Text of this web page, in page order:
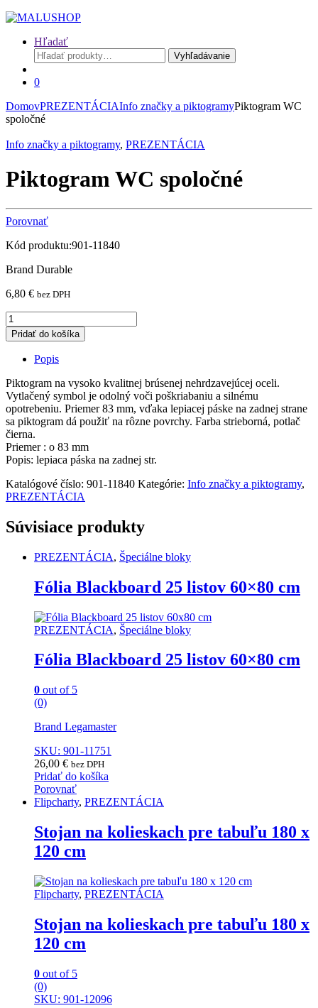
Hľadať
Hľadať:
Vyhľadávanie
0
DomovPREZENTÁCIAInfo značky a piktogramyPiktogram WC
spoločné
Info značky a piktogramy, PREZENTÁCIA
Piktogram WC spoločné
Porovnať
Kód produktu:901-11840
Brand Durable
6,80 € bez DPH
Piktogram
WC
spoločné
quantity
Pridať do košíka
Popis
Piktogram na vysoko kvalitnej brúsenej nehrdzavejúcej oceli.
Vytlačený symbol je odolný voči poškriabaniu a silnému
opotrebeniu. Priemer 83 mm, vďaka lepiacej páske na zadnej strane
sa piktogram dá použiť na rôzne povrchy. Farba strieborná, potlač
čierna.
Priemer : o 83 mm
Popis: lepiaca páska na zadnej str.
Katalógové číslo: 901-11840 Kategórie: Info značky a piktogramy,
PREZENTÁCIA
Súvisiace produkty
PREZENTÁCIA, Špeciálne bloky
Fólia Blackboard 25 listov 60×80 cm
PREZENTÁCIA, Špeciálne bloky
Fólia Blackboard 25 listov 60×80 cm
0 out of 5
(0)
Brand Legamaster
SKU: 901-11751
26,00 € bez DPH
Pridať do košíka
Porovnať
Flipcharty, PREZENTÁCIA
Stojan na kolieskach pre tabuľu 180 x
120 cm
Flipcharty, PREZENTÁCIA
Stojan na kolieskach pre tabuľu 180 x
120 cm
0 out of 5
(0)
SKU: 901-12096